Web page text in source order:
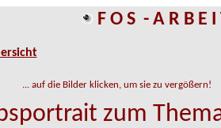
F O S - A R B
... auf die Bilder klicken, um sie zu vergößern!
zum